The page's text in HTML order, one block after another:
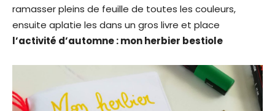
ramasser pleins de feuille de toutes les couleurs,
ensuite aplatie les dans un gros livre et place
l’activité d’automne : mon herbier bestiole